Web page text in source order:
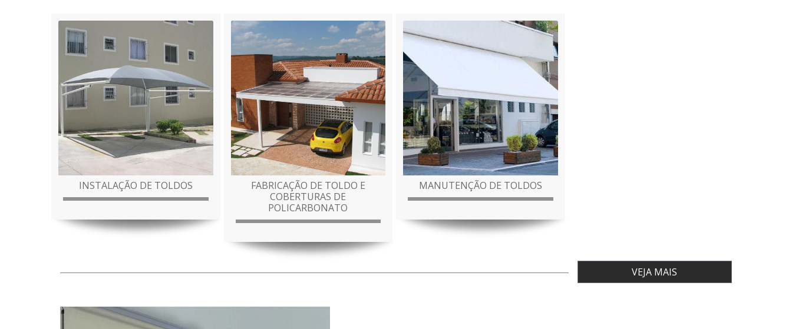
INSTALAÇÃO DE TOLDOS
FABRICAÇÃO DE TOLDO E
COBERTURAS DE
POLICARBONATO
MANUTENÇÃO DE TOLDOS
VEJA MAIS